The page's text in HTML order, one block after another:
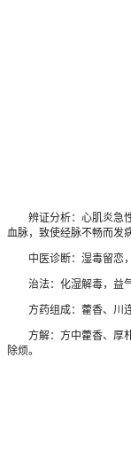
辨证分析：心肌炎急性
血脉，致使经脉不畅而发病
中医诊断：湿毒留恋，
治法：化湿解毒，益气
方药组成：藿香、川连
方解：方中藿香、厚朴
除烦。